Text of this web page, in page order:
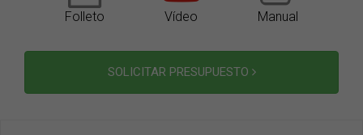
Folleto Vídeo Manual
SOLICITAR PRESUPUESTO